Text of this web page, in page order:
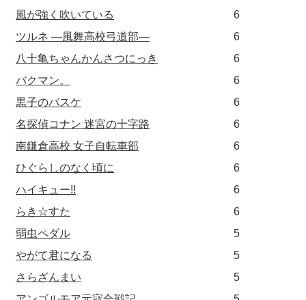
風が強く吹いている
6
ツルネ ―風舞高校弓道部―
6
八十亀ちゃんかんさつにっき
6
バクマン。
6
黒子のバスケ
6
名探偵コナン 迷宮の十字路
6
南鎌倉高校 女子自転車部
6
ひぐらしのなく頃に
6
ハイキュー!!
6
らき☆すた
6
弱虫ペダル
5
やがて君になる
5
さらざんまい
5